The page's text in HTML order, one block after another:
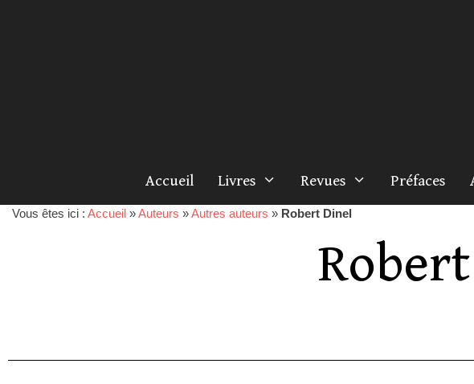
Accueil Livres Revues Préfaces
Vous êtes ici : Accueil »Auteurs »Autres auteurs » Robert Dinel